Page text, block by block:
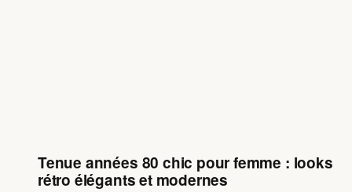
Tenue années 80 chic pour femme : looks
rétro élégants et modernes